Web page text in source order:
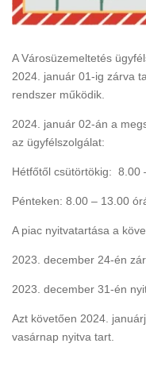
A Városüzemeltetés
2024. január 01-ig zárva
rendszer működik.
2024. január 02-án a
az ügyfélszolgálat:
Hétfőtől csütörtökig: 8.00
Pénteken: 8.00 – 13.00
A piac nyitvatartása a
2023. december 24-én
2023. december 31-én
Azt követően 2024.
vasárnap nyitva tart.